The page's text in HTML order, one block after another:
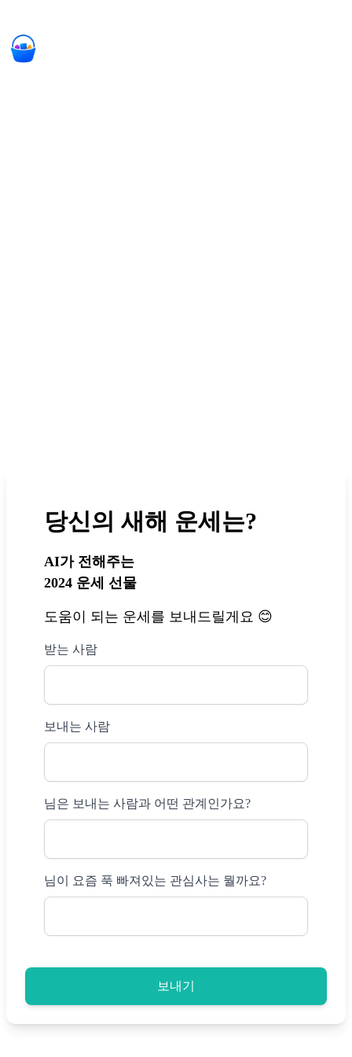
당신의 새해 운세는?
AI가 전해주는
2024 운세 선물
도움이 되는 운세를 보내드릴게요 😊
받는 사람
보내는 사람
님은 보내는 사람과 어떤 관계인가요?
님이 요즘 푹 빠져있는 관심사는 뭘까요?
보내기